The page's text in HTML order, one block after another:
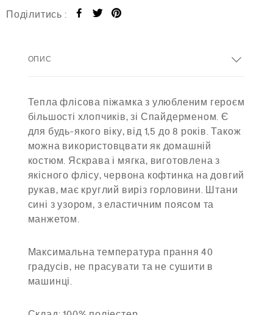
Поділитись :
ОПИС
Тепла флісова піжамка з улюбленим героєм
більшості хлопчиків, зі Спайдерменом. Є
для будь-якого віку, від 1,5 до 8 років. Також
можна використовцвати як домашній
костюм. Яскрава і мягка, виготовлена з
якісного флісу, червона кофтинка на довгий
рукав, має круглий виріз горловини. Штани
сині з узором, з еластичним поясом та
манжетом.
Максимальна температура прання 40
градусів, не прасувати та не сушити в
машинці.